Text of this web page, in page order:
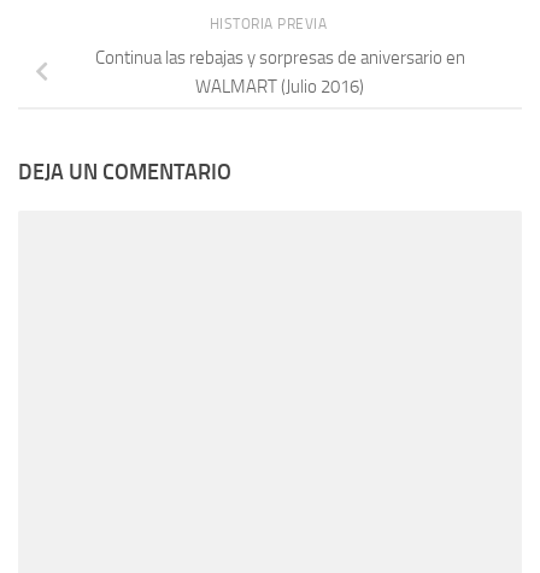
HISTORIA PREVIA
Continua las rebajas y sorpresas de aniversario en
WALMART (Julio 2016)
DEJA UN COMENTARIO